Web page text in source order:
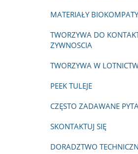
MATERIAŁY
TWORZYWA DO
ZYWNOSCIA
TWORZYWA W
PEEK TULEJE
CZĘSTO ZADAWANE
SKONTAKTUJ SIĘ
DORADZTWO